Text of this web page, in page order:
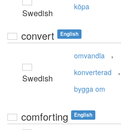
Swedish
köpa
convert English
Swedish
omvandla ,
konverterad ,
bygga om
comforting English